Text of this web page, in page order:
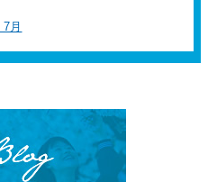
7月